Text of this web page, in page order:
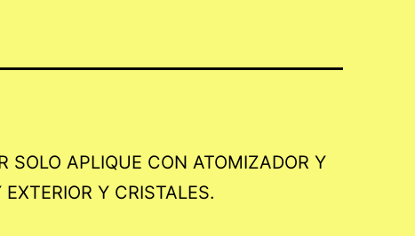
SOLO APLIQUE CON ATOMIZADOR Y
Y CRISTALES.